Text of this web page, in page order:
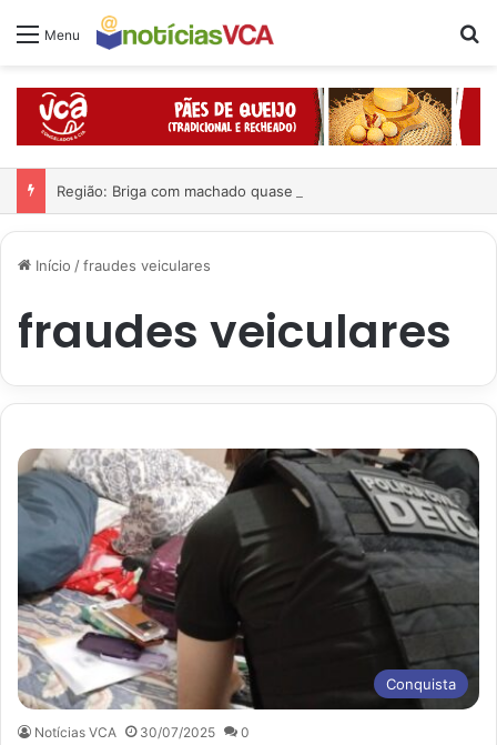
Menu
Região: Briga com machado quase acaba em tragédia
Início /fraudes veiculares
fraudes veiculares
Conquista
Notícias VCA 30/07/2025 0